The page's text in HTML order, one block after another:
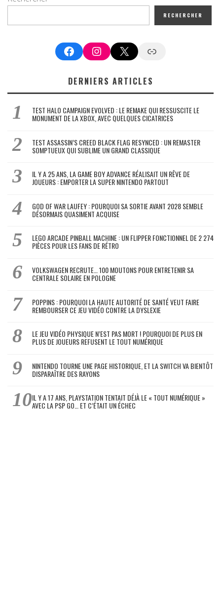
RECHERCHER
FacebookInstagram
X Google News
DERNIERS ARTICLES
TEST HALO CAMPAIGN EVOLVED : LE REMAKE QUI RESSUSCITE LE
MONUMENT DE LA XBOX, AVEC QUELQUES CICATRICES
TEST ASSASSIN’S CREED BLACK FLAG RESYNCED : UN REMASTER
SOMPTUEUX QUI SUBLIME UN GRAND CLASSIQUE
IL Y A 25 ANS, LA GAME BOY ADVANCE RÉALISAIT UN RÊVE DE
JOUEURS : EMPORTER LA SUPER NINTENDO PARTOUT
GOD OF WAR LAUFEY : POURQUOI SA SORTIE AVANT 2028 SEMBLE
DÉSORMAIS QUASIMENT ACQUISE
LEGO ARCADE PINBALL MACHINE : UN FLIPPER FONCTIONNEL DE 2 274
PIÈCES POUR LES FANS DE RÉTRO
VOLKSWAGEN RECRUTE… 100 MOUTONS POUR ENTRETENIR SA
CENTRALE SOLAIRE EN POLOGNE
POPPINS : POURQUOI LA HAUTE AUTORITÉ DE SANTÉ VEUT FAIRE
REMBOURSER CE JEU VIDÉO CONTRE LA DYSLEXIE
LE JEU VIDÉO PHYSIQUE N’EST PAS MORT ! POURQUOI DE PLUS EN
PLUS DE JOUEURS REFUSENT LE TOUT NUMÉRIQUE
NINTENDO TOURNE UNE PAGE HISTORIQUE, ET LA SWITCH VA BIENTÔT
DISPARAÎTRE DES RAYONS
IL Y A 17 ANS, PLAYSTATION TENTAIT DÉJÀ LE « TOUT NUMÉRIQUE »
AVEC LA PSP GO… ET C’ÉTAIT UN ÉCHEC